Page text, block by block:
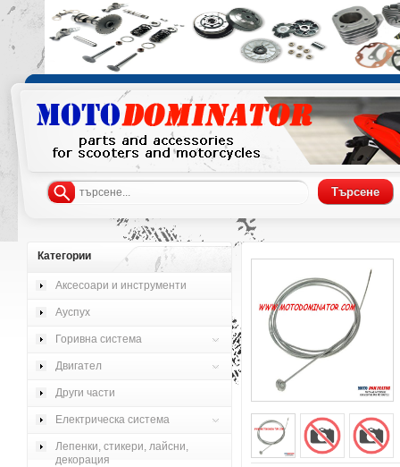
Категории
Аксесоари и инструменти
Ауспух
Горивна система
Двигател
Други части
Електрическа система
Лепенки, стикери, лайсни,
декорация